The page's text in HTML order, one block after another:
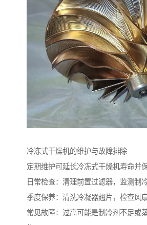
冷冻式干燥机的维护与故障排除
定期维护可延长冷冻式干燥机寿命并
日常检查：清理前置过滤器，监测制
季度保养：清洗冷凝器翅片，检查风
常见故障：过高可能是制冷剂不足或